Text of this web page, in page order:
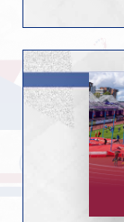
hiszen a vb
fogalmazott
A stabil
koncentrál,
motivációt
helyszín:
kapok, amit
hogy a